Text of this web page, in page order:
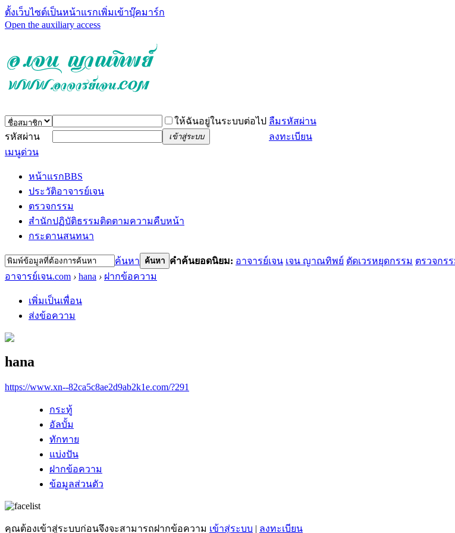
ตั้งเว็บไซต์เป็นหน้าแรกเพิ่มเข้าบุ๊คมาร์ก
Open the auxiliary access
ให้ฉันอยู่ในระบบต่อไป ลืมรหัสผ่าน
รหัสผ่าน
เข้าสู่ระบบ
ลงทะเบียน
เมนูด่วน
หน้าแรกBBS
ประวัติอาจารย์เจน
ตรวจกรรม
สำนักปฏิบัติธรรมติดตามความคืบหน้า
กระดานสนทนา
ค้นหา ค้นหา คำค้นยอดนิยม: อาจารย์เจน เจน ญาณทิพย์ ตัดเวรหยุดกรรม ตรวจกร
อาจารย์เจน.com › hana › ฝากข้อความ
เพิ่มเป็นเพื่อน
ส่งข้อความ
hana
https://www.xn--82ca5c8ae2d9ab2k1e.com/?291
กระทู้
อัลบั้ม
ทักทาย
แบ่งปัน
ฝากข้อความ
ข้อมูลส่วนตัว
คุณต้องเข้าสู่ระบบก่อนจึงจะสามารถฝากข้อความ เข้าสู่ระบบ | ลงทะเบียน